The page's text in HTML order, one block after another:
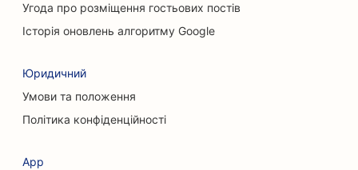
SEO для котячих кафе
SEO для магазинів одягу
SEO для черепно-лицьових хірургів
Угода про розміщення гостьових постів
Історія оновлень алгоритму Google
Юридичний
Умови та положення
Політика конфіденційності
App